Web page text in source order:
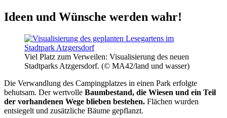
Ideen und Wünsche werden wahr!
Viel Platz zum Verweilen: Visualisierung des neuen
Stadtparks Atzgersdorf. (© MA42/land und wasser)
Die Verwandlung des Campingplatzes in einen Park erfolgte
behutsam. Der wertvolle Baumbestand, die Wiesen und ein Teil
der vorhandenen Wege blieben bestehen. Flächen wurden
entsiegelt und zusätzliche Bäume gepflanzt.